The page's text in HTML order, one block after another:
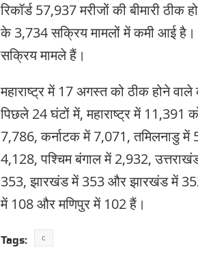
रिकॉर्ड 57,937 मरीजों की बीमारी
के 3,734 सक्रिय मामलों में कमी आई
सक्रिय मामले हैं।
महाराष्ट्र में 17 अगस्त को ठीक होने
पिछले 24 घंटों में, महाराष्ट्र में 11,391
7,786, कर्नाटक में 7,071, तमिलनाडु में
4,128, पश्चिम बंगाल में 2,932,
353, झारखंड में 353 और झारखंड में
में 108 और मणिपुर में 102 हैं।
Tags: c